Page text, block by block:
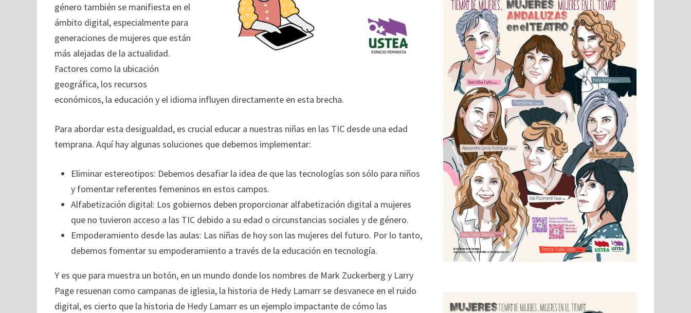
género también se manifiesta en el
ámbito digital, especialmente para
generaciones de mujeres que están
más alejadas de la actualidad.
Factores como la ubicación
geográfica, los recursos
económicos, la educación y el idioma influyen directamente en esta brecha.
Para abordar esta desigualdad, es crucial educar a nuestras niñas en las TIC desde una edad
temprana. Aquí hay algunas soluciones que debemos implementar:
Eliminar estereotipos: Debemos desafiar la idea de que las tecnologías son sólo para niños
y fomentar referentes femeninos en estos campos.
Alfabetización digital: Los gobiernos deben proporcionar alfabetización digital a mujeres
que no tuvieron acceso a las TIC debido a su edad o circunstancias sociales y de género.
Empoderamiento desde las aulas: Las niñas de hoy son las mujeres del futuro. Por lo tanto,
debemos fomentar su empoderamiento a través de la educación en tecnología.
Y es que para muestra un botón, en un mundo donde los nombres de Mark Zuckerberg y Larry
Page resuenan como campanas de iglesia, la historia de Hedy Lamarr se desvanece en el ruido
digital, es cierto que la historia de Hedy Lamarr es un ejemplo impactante de cómo las